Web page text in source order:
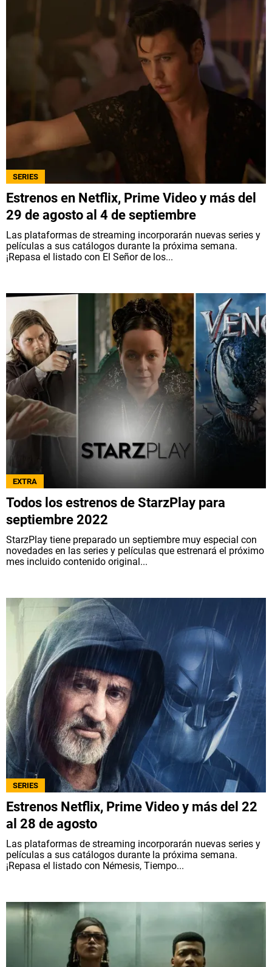
SERIES
Estrenos en Netflix, Prime Video y más del
29 de agosto al 4 de septiembre
Las plataformas de streaming incorporarán nuevas series y
películas a sus catálogos durante la próxima semana.
¡Repasa el listado con El Señor de los...
EXTRA
Todos los estrenos de StarzPlay para
septiembre 2022
StarzPlay tiene preparado un septiembre muy especial con
novedades en las series y películas que estrenará el próximo
mes incluido contenido original...
SERIES
Estrenos Netflix, Prime Video y más del 22
al 28 de agosto
Las plataformas de streaming incorporarán nuevas series y
películas a sus catálogos durante la próxima semana.
¡Repasa el listado con Némesis, Tiempo...